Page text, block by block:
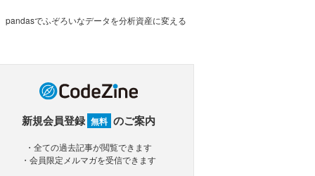
pandasでふぞろいなデータを分析資産に変える
新規会員登録 無料 のご案内
・全ての過去記事が閲覧できます
・会員限定メルマガを受信できます